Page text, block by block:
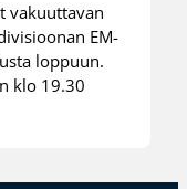
vakuuttavan
EM-
loppuun.
klo 19.30